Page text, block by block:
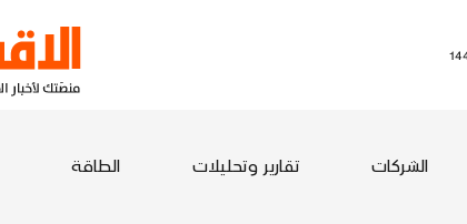
الشركات تقارير وتحليلات الطاقة